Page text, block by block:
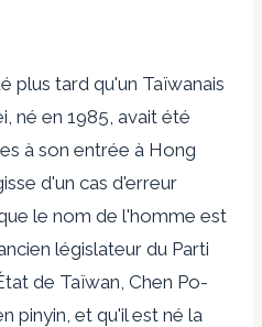
plus tard qu'un Taïwanais
né en 1985, avait été
à son entrée à Hong
d'un cas d'erreur
le nom de l'homme est
législateur du Parti
de Taïwan, Chen Po-
pinyin, et qu'il est né la